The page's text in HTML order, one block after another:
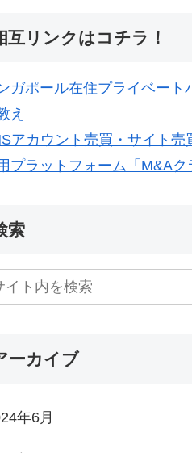
互リンクはコチラ！
ガポール在住プライベート
え
アカウント売買・サイト売
プラットフォーム「 M&Aク
索
ーカイブ
年6月